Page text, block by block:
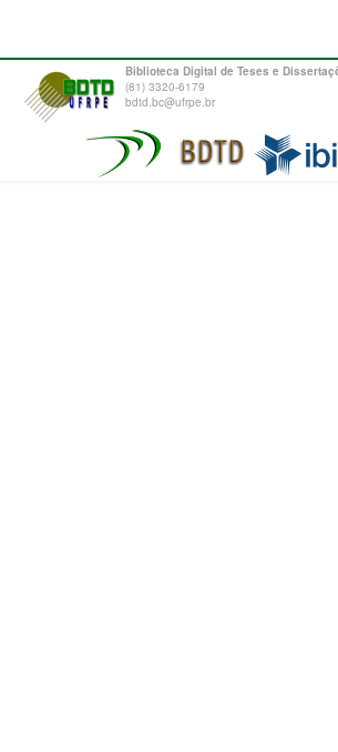
Biblioteca Digital de Teses e
(81) 3320-6179
bdtd.bc@ufrpe.br